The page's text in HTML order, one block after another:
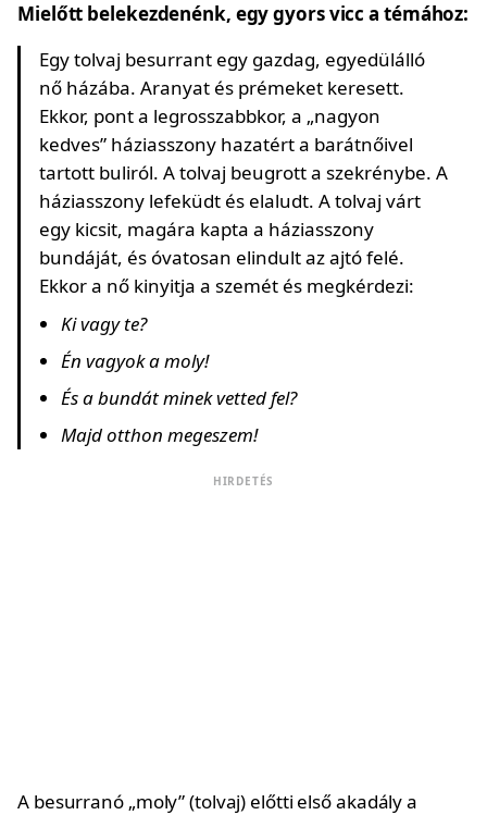
Mielőtt belekezdenénk, egy gyors vicc a témához:
Egy tolvaj besurrant egy gazdag, egyedülálló
nő házába. Aranyat és prémeket keresett.
Ekkor, pont a legrosszabbkor, a „nagyon
kedves” háziasszony hazatért a barátnőivel
tartott buliról. A tolvaj beugrott a szekrénybe. A
háziasszony lefeküdt és elaludt. A tolvaj várt
egy kicsit, magára kapta a háziasszony
bundáját, és óvatosan elindult az ajtó felé.
Ekkor a nő kinyitja a szemét és megkérdezi:
Ki vagy te?
Én vagyok a moly!
És a bundát minek vetted fel?
Majd otthon megeszem!
HIRDETÉS
A besurranó „moly” (tolvaj) előtti első akadály a